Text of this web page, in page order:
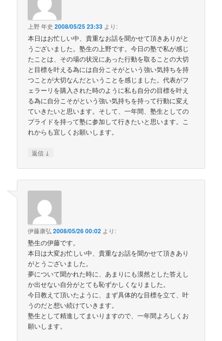
上野 年史 2008/05/25 23:33 より:
本日はお忙しい中、貴重なお話を聞かせて頂きありがと
うございました。塾生の上野です。今日の塾で私が感じ
たことは、その場の状況にあった行動を取ることの大切
と目標を叶える為には自分こそがという強い気持ちを持
つことが大切なんだということを感じました。代表がフ
ェラーリを購入された時のように私も自分の目標を叶え
る為に自分こそがという強い気持ちを持って行動に変え
ていきたいと思います。そして、一年間、塾生としての
プライドを持って塾に参加して行きたいと思います。こ
れからも宜しくお願いします。
返信 ↓
伊藤康弘 2008/05/26 00:02 より:
塾生の伊藤です。
本日は大変お忙しい中、貴重なお話を聞かせて頂きあり
がとうございました。
夢について聞かれた時に、あまりにも漠然とした答えし
か出せない自分がとても恥ずかしくなりました。
今日教えて頂いたように、まず具体的な目標を立て、叶
うのだと想い続けていきます。
塾生として精進してまいりますので、一年間よろしくお
願いします。